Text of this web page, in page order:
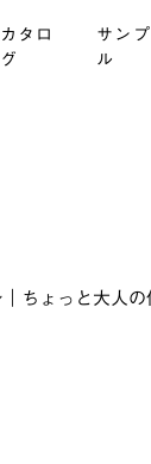
カタロ
グ
サンプ
ル
ちょっと大人